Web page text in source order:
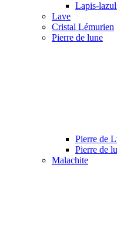
Lapis-
Lave
Cristal Lémurien
Pierre de lune
Pierre de
Pierre de
Malachite